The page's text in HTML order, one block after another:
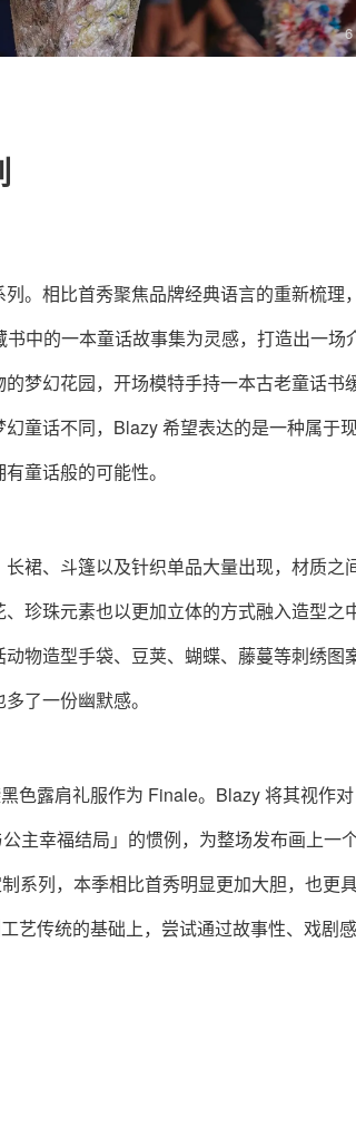
6
。相比首秀聚焦品牌经典语言的重新梳理
中的一本童话故事集为灵感，打造出一场
梦幻花园，开场模特手持一本古老童话书
童话不同，Blazy 希望表达的是一种属于
童话般的可能性。
裙、斗篷以及针织单品大量出现，材质之
珍珠元素也以更加立体的方式融入造型之
物造型手袋、豆荚、蝴蝶、藤蔓等刺绣图
了一份幽默感。
色露肩礼服作为 Finale。Blazy 将其视作对
主幸福结局」的惯例，为整场发布画上一
系列，本季相比首秀明显更加大胆，也更
艺传统的基础上，尝试通过故事性、戏剧